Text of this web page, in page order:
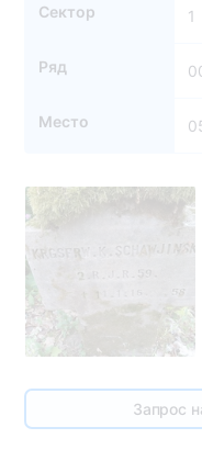
Сектор 1
Ряд
Место
Запрос